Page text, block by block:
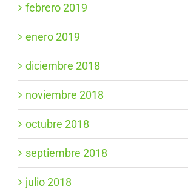
febrero 2019
enero 2019
diciembre 2018
noviembre 2018
octubre 2018
septiembre 2018
julio 2018